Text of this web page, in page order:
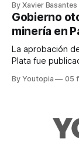
By Xavier Basantes
Gobierno
minería en
La aprobación
Plata fue
By Youtopia 05